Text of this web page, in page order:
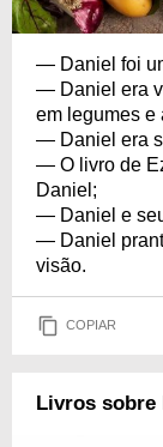
— Daniel foi
— Daniel era
em legumes e
— Daniel era
— O livro de
Daniel;
— Daniel e
— Daniel
visão.
COPIAR
Livros sobre